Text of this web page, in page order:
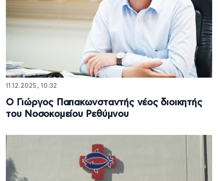
11.12.2025, 10:32
Ο Γιώργος Παπακωνσταντής νέος διοικητής
του Νοσοκομείου Ρεθύμνου